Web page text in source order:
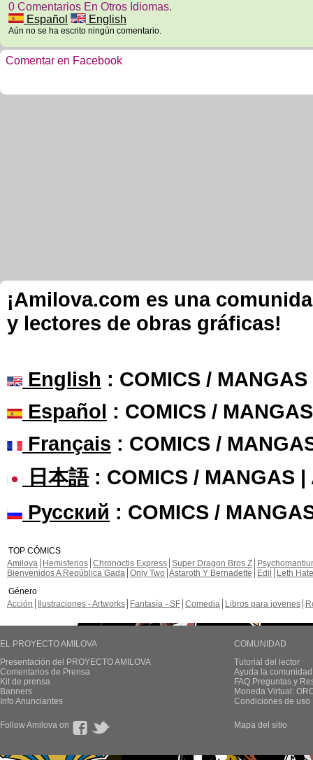
0 Comentarios En Otros Idiomas.
Español
English
Aún no se ha escrito ningún comentario.
Comentar en Facebook
¡Amilova.com es una
y lectores de obras gráficas!
English : COMICS /
Español : COMICS /
Français : COMICS /
日本語: COMICS / MANGAS |
Русский : COMICS /
TOP CÓMICS
Amilova
Hemisferios Chronoctis Express Super Dragon Bros Z
Bienvenidos A República Gada Only Two Astaroth Y Bernadette Edil
Leth Hate
Género
Acción
Ilustraciones - Artworks Fantasía - SF Comedia Libros para jovenes
EL PROYECTO AMILOVA
Presentación del PROYECTO AMILOVA
Comentarios de Prensa
Kit de prensa
Banners
Info Anunciantes
COMUNIDAD
Tutorial del lector
Ayuda la
FAQ.Preguntas y
Moneda Virtual:
Condiciones de uso
Follow Amilova on Mapa del sitio